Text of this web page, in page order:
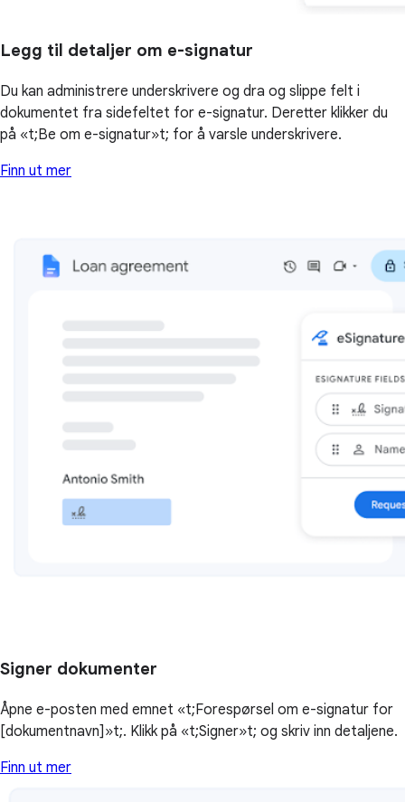
Legg til detaljer om e-signatur
Du kan administrere underskrivere og dra og slippe felt i
dokumentet fra sidefeltet for e-signatur. Deretter klikker du
på «t;Be om e-signatur»t; for å varsle underskrivere.
Finn ut mer
Signer dokumenter
Åpne e-posten med emnet «t;Forespørsel om e-signatur for
[dokumentnavn]»t;. Klikk på «t;Signer»t; og skriv inn detaljene.
Finn ut mer